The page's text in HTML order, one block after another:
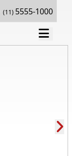
(11) 5555-1000